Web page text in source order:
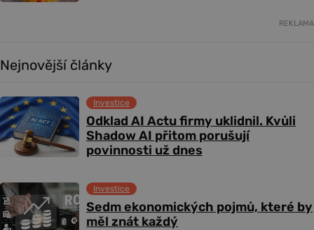
REKLAMA
Nejnovější články
Odklad AI Actu firmy uklidnil. Kvůli
Shadow AI přitom porušují
povinnosti už dnes
Investice
Sedm ekonomických pojmů, které by
měl znát každý
Investice